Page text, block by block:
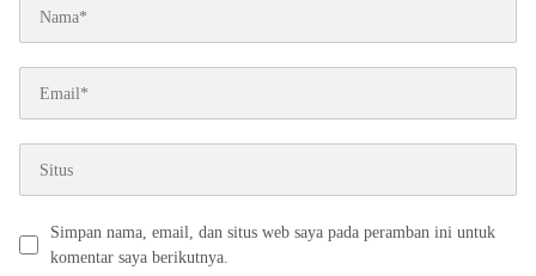
Simpan nama, email, dan situs web saya pada peramban ini untuk
komentar saya berikutnya.